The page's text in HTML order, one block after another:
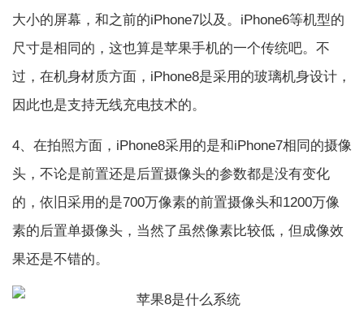
大小的屏幕，和之前的iPhone7以及。iPhone6等机型的
尺寸是相同的，这也算是苹果手机的一个传统吧。不
过，在机身材质方面，iPhone8是采用的玻璃机身设计，
因此也是支持无线充电技术的。
4、在拍照方面，iPhone8采用的是和iPhone7相同的摄像
头，不论是前置还是后置摄像头的参数都是没有变化
的，依旧采用的是700万像素的前置摄像头和1200万像
素的后置单摄像头，当然了虽然像素比较低，但成像效
果还是不错的。